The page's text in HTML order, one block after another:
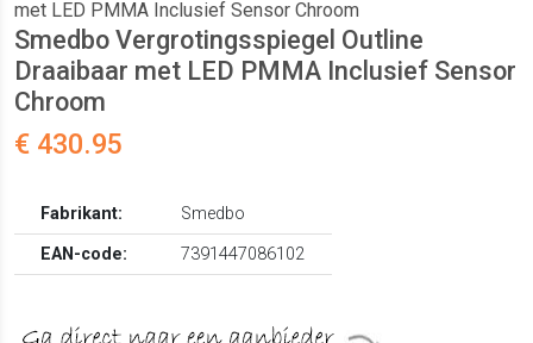
Smedbo Vergrotingsspiegel Outline
Draaibaar met LED PMMA Inclusief Sensor
Chroom
€ 430.95
Fabrikant:
Smedbo
EAN-code:
7391447086102